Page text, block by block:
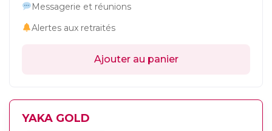
Messagerie et réunions
Alertes aux retraités
Ajouter au panier
YAKA GOLD